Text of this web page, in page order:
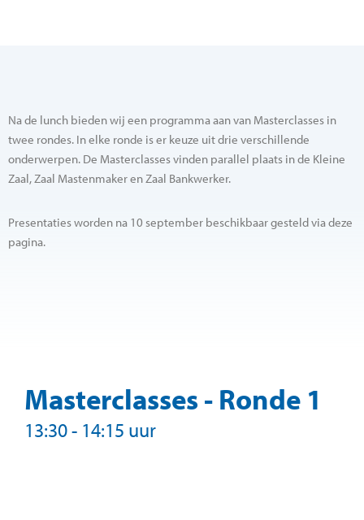
Na de lunch bieden wij een programma aan van Masterclasses in
twee rondes. In elke ronde is er keuze uit drie verschillende
onderwerpen. De Masterclasses vinden parallel plaats in de Kleine
Zaal, Zaal Mastenmaker en Zaal Bankwerker.
Presentaties worden na 10 september beschikbaar gesteld via deze
pagina.
Masterclasses - Ronde 1
13:30 - 14:15 uur